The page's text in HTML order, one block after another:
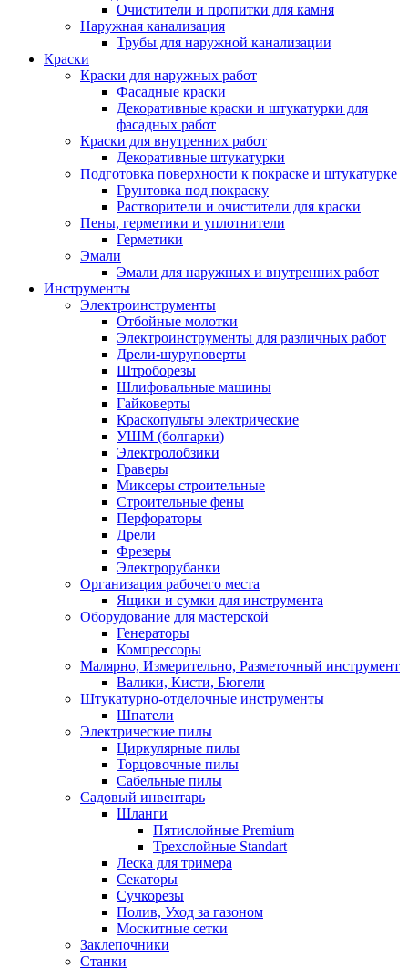
Очистители и пропитки для камня
Наружная канализация
Трубы для наружной канализации
Краски
Краски для наружных работ
Фасадные краски
Декоративные краски и штукатурки для
фасадных работ
Краски для внутренних работ
Декоративные штукатурки
Подготовка поверхности к покраске и штукатурке
Грунтовка под покраску
Растворители и очистители для краски
Пены, герметики и уплотнители
Герметики
Эмали
Эмали для наружных и внутренних работ
Инструменты
Электроинструменты
Отбойные молотки
Электроинструменты для различных работ
Дрели-шуруповерты
Штроборезы
Шлифовальные машины
Гайковерты
Краскопульты электрические
УШМ (болгарки)
Электролобзики
Граверы
Миксеры строительные
Строительные фены
Перфораторы
Дрели
Фрезеры
Электрорубанки
Организация рабочего места
Ящики и сумки для инструмента
Оборудование для мастерской
Генераторы
Компрессоры
Малярно, Измерительно, Разметочный инструмент
Валики, Кисти, Бюгели
Штукатурно-отделочные инструменты
Шпатели
Электрические пилы
Циркулярные пилы
Торцовочные пилы
Сабельные пилы
Садовый инвентарь
Шланги
Пятислойные Premium
Трехслойные Standart
Леска для тримера
Секаторы
Сучкорезы
Полив, Уход за газоном
Москитные сетки
Заклепочники
Станки